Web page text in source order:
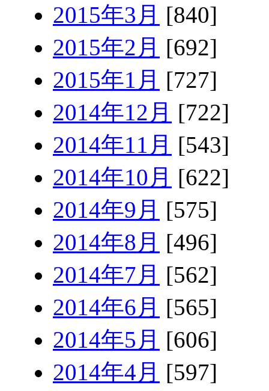
2015年3月 [840]
2015年2月 [692]
2015年1月 [727]
2014年12月 [722]
2014年11月 [543]
2014年10月 [622]
2014年9月 [575]
2014年8月 [496]
2014年7月 [562]
2014年6月 [565]
2014年5月 [606]
2014年4月 [597]